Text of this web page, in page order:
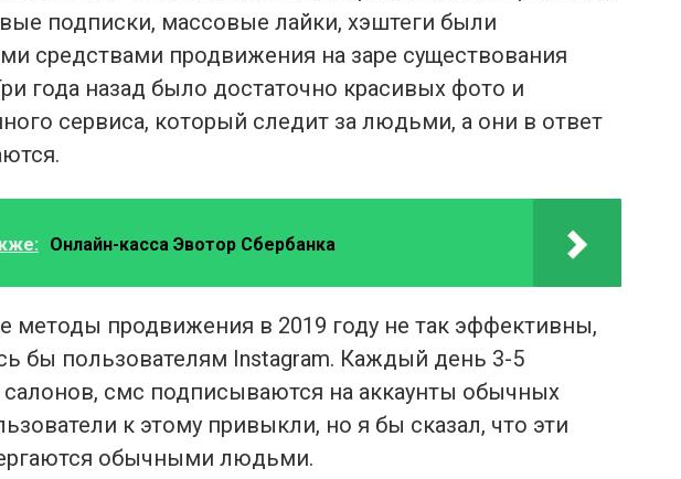
подписки, массовые лайки, хэштеги были
средствами продвижения на заре существования
года назад было достаточно красивых фото и
сервиса, который следит за людьми, а они в ответ
Онлайн-касса Эвотор Сбербанка
методы продвижения в 2019 году не так эффективны,
бы пользователям Instagram. Каждый день 3-5
салонов, смс подписываются на аккаунты обычных
к этому привыкли, но я бы сказал, что эти
обычными людьми.